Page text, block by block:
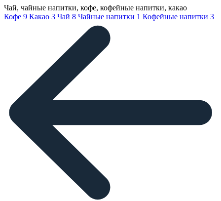
Чай, чайные напитки, кофе, кофейные напитки, какао
Кофе 9 Какао 3 Чай 8 Чайные напитки 1 Кофейные напитки 3